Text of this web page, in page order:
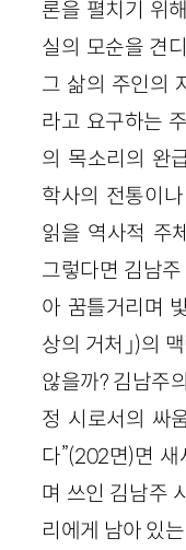
론을 펼치기 위
실의 모순을 견
그 삶의 주인의
라고 요구하는
의 목소리의 완
학사의 전통이
읽을 역사적 주
그렇다면 김남
아 꿈틀거리며
상의 거처」)의
않을까? 김남주
정 시로서의 싸
다”(202면)면
며 쓰인 김남주
리에게 남아 있